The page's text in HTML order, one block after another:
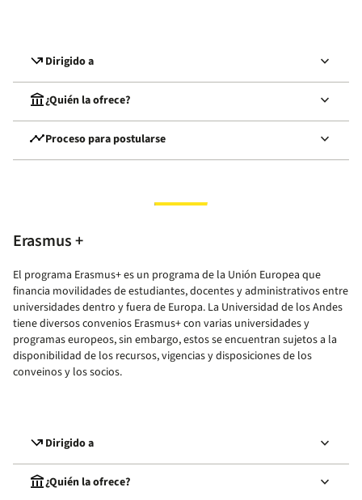
call_missed_outgoing Dirigido a
keyboard_arrow_down
account_balance¿Quién la ofrece?
keyboard_arrow_down
timelineProceso para postularse keyboard_arrow_down
Erasmus +
El programa Erasmus+ es un programa de la Unión Europea que
financia movilidades de estudiantes, docentes y administrativos entre
universidades dentro y fuera de Europa. La Universidad de los Andes
tiene diversos convenios Erasmus+ con varias universidades y
programas europeos, sin embargo, estos se encuentran sujetos a la
disponibilidad de los recursos, vigencias y disposiciones de los
conveinos y los socios.
call_missed_outgoing Dirigido a
keyboard_arrow_down
account_balance¿Quién la ofrece? keyboard_arrow_down